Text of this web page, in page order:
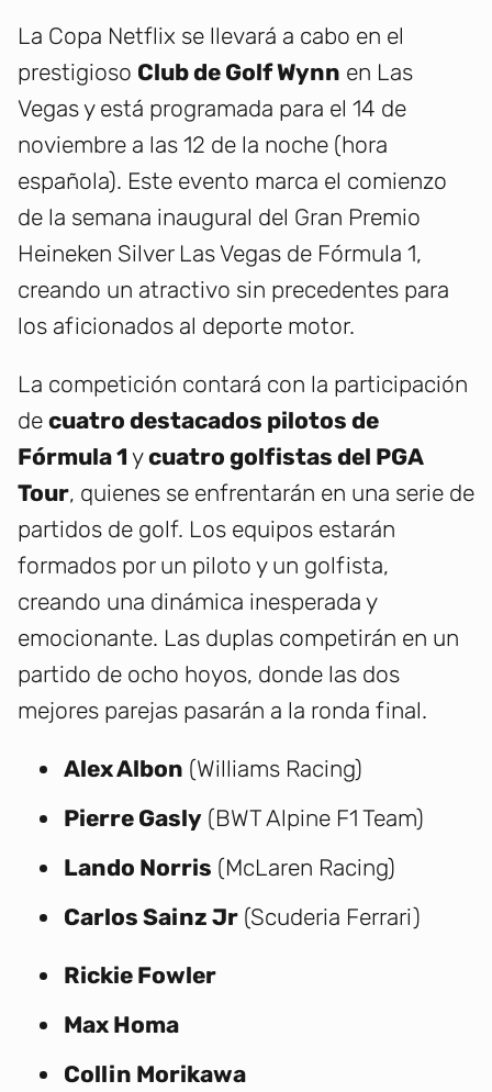
La Copa Netflix se llevará a cabo en el
prestigioso Club de Golf Wynn en Las
Vegas y está programada para el 14 de
noviembre a las 12 de la noche (hora
española). Este evento marca el comienzo
de la semana inaugural del Gran Premio
Heineken Silver Las Vegas de Fórmula 1,
creando un atractivo sin precedentes para
los aficionados al deporte motor.
La competición contará con la participación
de cuatro destacados pilotos de
Fórmula 1 ycuatro golfistas del PGA
Tour, quienes se enfrentarán en una serie de
partidos de golf. Los equipos estarán
formados por un piloto y un golfista,
creando una dinámica inesperada y
emocionante. Las duplas competirán en un
partido de ocho hoyos, donde las dos
mejores parejas pasarán a la ronda final.
Alex Albon (Williams Racing)
Pierre Gasly (BWT Alpine F1 Team)
Lando Norris (McLaren Racing)
Carlos Sainz Jr (Scuderia Ferrari)
Rickie Fowler
Max Homa
Collin Morikawa